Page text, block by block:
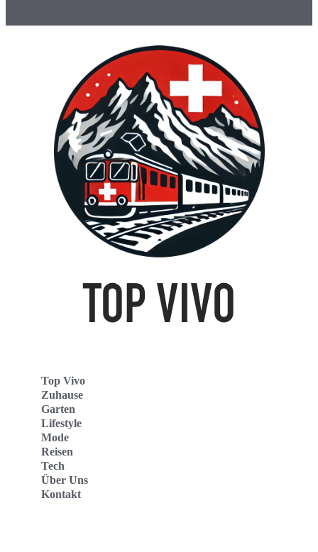
Top Vivo
Zuhause
Garten
Lifestyle
Mode
Reisen
Tech
Über Uns
Kontakt